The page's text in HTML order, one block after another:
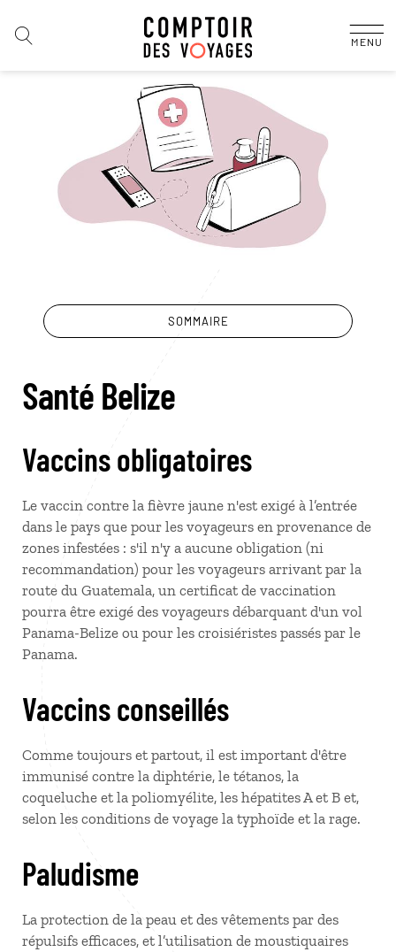
MENU
SOMMAIRE
Santé Belize
Vaccins obligatoires
Le vaccin contre la fièvre jaune n'est exigé à l’entrée
dans le pays que pour les voyageurs en provenance de
zones infestées : s'il n'y a aucune obligation (ni
recommandation) pour les voyageurs arrivant par la
route du Guatemala, un certificat de vaccination
pourra être exigé des voyageurs débarquant d'un vol
Panama-Belize ou pour les croisiéristes passés par le
Panama.
Vaccins conseillés
Comme toujours et partout, il est important d'être
immunisé contre la diphtérie, le tétanos, la
coqueluche et la poliomyélite, les hépatites A et B et,
selon les conditions de voyage la typhoïde et la rage.
Paludisme
La protection de la peau et des vêtements par des
répulsifs efficaces, et l’utilisation de moustiquaires